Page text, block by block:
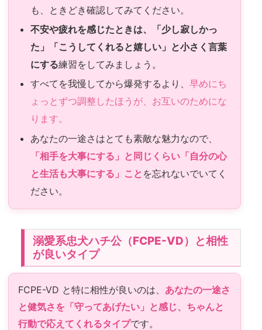
も、ときどき確認してみてください。
不安や疲れを感じたときは、「少し寂しかっ
た」「こうしてくれると嬉しい」と小さく言葉
にする練習をしてみましょう。
すべてを我慢してから爆発するより、早めにち
ょっとずつ調整したほうが、お互いのためにな
ります。
あなたの一途さはとても素敵な魅力なので、
「相手を大事にする」と同じくらい「自分の心
と生活も大事にする」こと を忘れないでいてく
ださい。
溺愛系忠犬ハチ公（FCPE-VD）と相性
が良いタイプ
FCPE-VD と特に相性が良いのは、 あなたの一途さ
と健気さを「守ってあげたい」と感じ、ちゃんと
行動で応えてくれるタイプです。